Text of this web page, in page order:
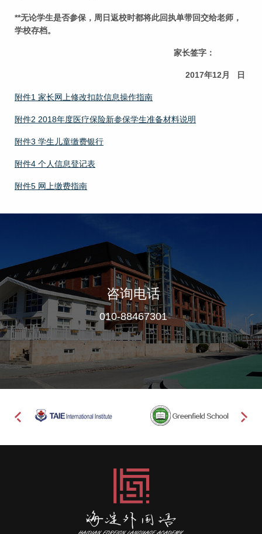
**无论学生是否参保，周日返校时都将此回执单带回交给老师，
学校存档。
家长签字：
2017年12月 日
附件1 家长网上修改扣款信息操作指南
附件2 2018年度医疗保险新参保学生准备材料说明
附件3 学生儿童缴费银行
附件4 个人信息登记表
附件5 网上缴费指南
咨询电话
010-88467301